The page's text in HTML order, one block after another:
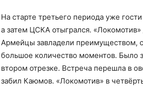
На старте третьего периода уже
а затем ЦСКА отыгрался.
Армейцы завладели преимуществом,
большое количество моментов. Было
втором отрезке. Встреча перешла в
забил Каюмов. «Локомотив» в